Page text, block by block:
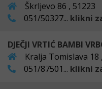
Škrljevo 86 ,
051/50327... klikni
DJEČJI VRTIĆ BAMBI
Kralja Tomislava
051/87501... klikni